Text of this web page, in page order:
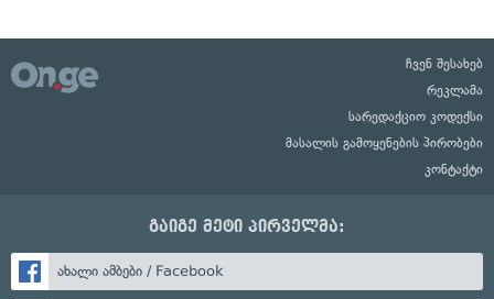
ჩვენ შესახებ
რეკლამა
სარედაქციო კოდექსი
მასალის გამოყენების პირობები
კონტაქტი
გაიგე მეტი პირველმა:
ახალი ამბები / Facebook